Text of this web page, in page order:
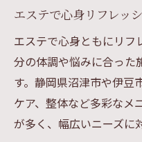
継続がもたら
エステで得ら
ト
心が前向きに
エステ効果を
ポジティブな気分
エステで心身リフレッ
エステで心身ともにリフ
分の体調や悩みに合った
す。静岡県沼津市や伊豆
ケア、整体など多彩なメ
が多く、幅広いニーズに